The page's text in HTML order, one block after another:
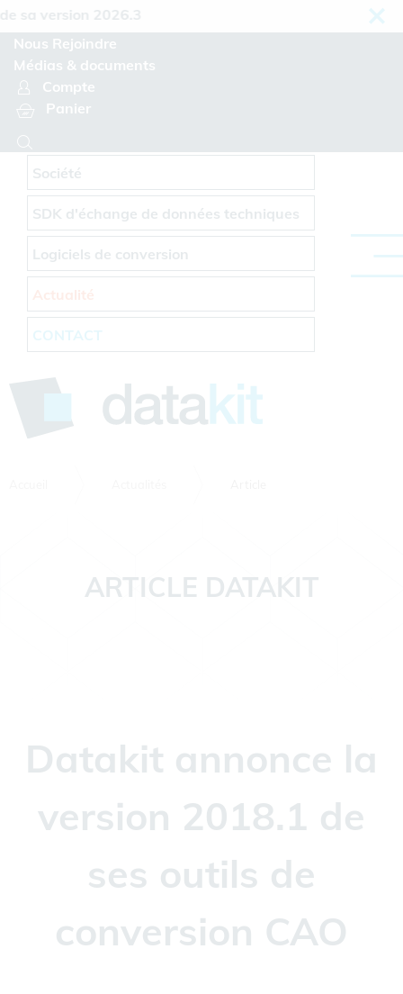
version 2026.3
Nous Rejoindre
Médias & documents
Compte
Panier
Société
SDK d'échange de données techniques
Logiciels de conversion
CONTACT
ARTICLE DATAKIT
Datakit annonce la
version 2018.1 de
ses outils de
conversion CAO
Panneau de gestion des cookies